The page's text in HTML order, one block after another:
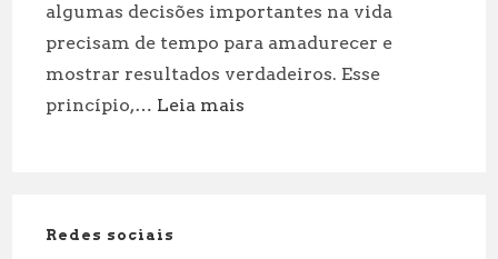
algumas decisões importantes na vida
precisam de tempo para amadurecer e
mostrar resultados verdadeiros. Esse
princípio,… Leia mais
Redes sociais